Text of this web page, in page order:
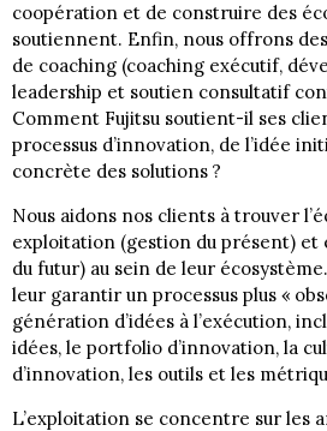
coopération et de construire des
soutiennent. Enfin, nous offrons
de coaching (coaching exécutif,
leadership et soutien consultatif
Comment Fujitsu soutient-il ses
processus d’innovation, de l’idée
concrète des solutions ?
Nous aidons nos clients à trouver
exploitation (gestion du présent)
du futur) au sein de leur
leur garantir un processus plus «
génération d’idées à l’exécution,
idées, le portfolio d’innovation, la
d’innovation, les outils et les
L’exploitation se concentre sur les